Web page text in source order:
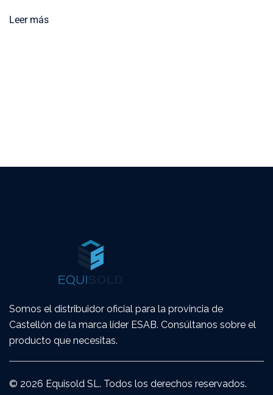
Leer más
Somos el distribuidor oficial para la provincia de
Castellón de la marca líder ESAB. Consúltanos sobre el
producto que necesitas.
© 2026 Equisold SL. Todos los derechos reservados.